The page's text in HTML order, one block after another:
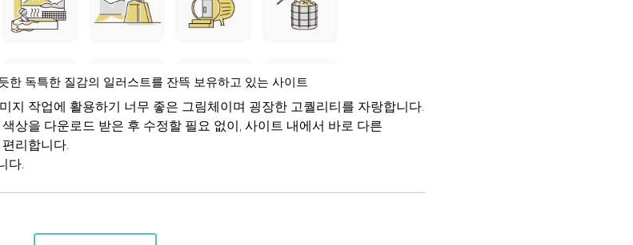
한 독특한 질감의 일러스트를 잔뜩 보유하고 있는 사이트
지 작업에 활용하기 너무 좋은 그림체이며 굉장한 고퀄리티를 자랑합니다.
상을 다운로드 받은 후 수정할 필요 없이, 사이트 내에서 바로 다른
리합니다.
다.